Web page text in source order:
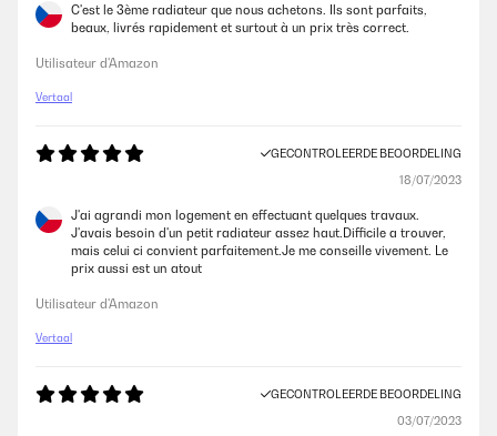
C'est le 3ème radiateur que nous achetons. Ils sont parfaits,
beaux, livrés rapidement et surtout à un prix très correct.
Utilisateur d'Amazon
Vertaal
GECONTROLEERDE BEOORDELING
18/07/2023
J'ai agrandi mon logement en effectuant quelques travaux.
J'avais besoin d'un petit radiateur assez haut.Difficile a trouver,
mais celui ci convient parfaitement.Je me conseille vivement. Le
prix aussi est un atout
Utilisateur d'Amazon
Vertaal
GECONTROLEERDE BEOORDELING
03/07/2023